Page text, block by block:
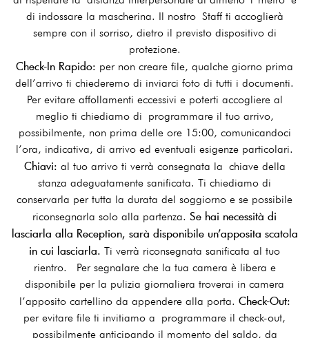
di indossare la mascherina. Il nostro Staff ti accoglierà
sempre con il sorriso, dietro il previsto dispositivo di
protezione.
Check-In Rapido: per non creare file, qualche giorno prima
dell’arrivo ti chiederemo di inviarci foto di tutti i documenti.
Per evitare affollamenti eccessivi e poterti accogliere al
meglio ti chiediamo di programmare il tuo arrivo,
possibilmente, non prima delle ore 15:00, comunicandoci
l’ora, indicativa, di arrivo ed eventuali esigenze particolari.
Chiavi: al tuo arrivo ti verrà consegnata la chiave della
stanza adeguatamente sanificata. Ti chiediamo di
conservarla per tutta la durata del soggiorno e se possibile
riconsegnarla solo alla partenza. Se hai necessità di
lasciarla alla Reception, sarà disponibile un’apposita scatola
in cui lasciarla. Ti verrà riconsegnata sanificata al tuo
rientro. Per segnalare che la tua camera è libera e
disponibile per la pulizia giornaliera troverai in camera
l’apposito cartellino da appendere alla porta. Check-Out:
per evitare file ti invitiamo a programmare il check-out,
possibilmente anticipando il momento del saldo, da